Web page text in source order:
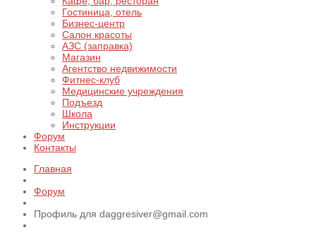
Гостиница, отель
Бизнес-центр
Салон красоты
АЗС (заправка)
Магазин
Агентство недвижимости
Фитнес-клуб
Медицинские учреждения
Подъезд
Школа
Инструкции
Форум
Контакты
Главная
Форум
Профиль для daggresiver@gmail.com